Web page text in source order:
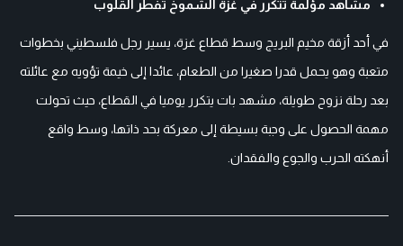
مشاهد مؤلمة تتكرر في غزة الشموخ تفطر القلوب
في أحد أزقة مخيم البريج وسط قطاع غزة، يسير رجل فلسطيني بخطوات
متعبة وهو يحمل قدرا صغيرا من الطعام، عائدا إلى خيمة تؤويه مع عائلته
بعد رحلة نزوح طويلة، مشهد بات يتكرر يوميا في القطاع، حيث تحولت
مهمة الحصول على وجبة بسيطة إلى معركة بحد ذاتها، وسط واقع
أنهكته الحرب والجوع والفقدان.